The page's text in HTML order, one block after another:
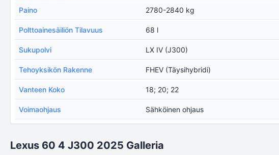
Paino 2780-2840 kg
Polttoainesäiliön Tilavuus 68 l
Sukupolvi LX IV (J300)
Tehoyksikön Rakenne FHEV (Täysihybridi)
Vanteen Koko 18; 20; 22
Voimaohjaus Sähköinen ohjaus
Lexus 60 4 J300 2025 Galleria